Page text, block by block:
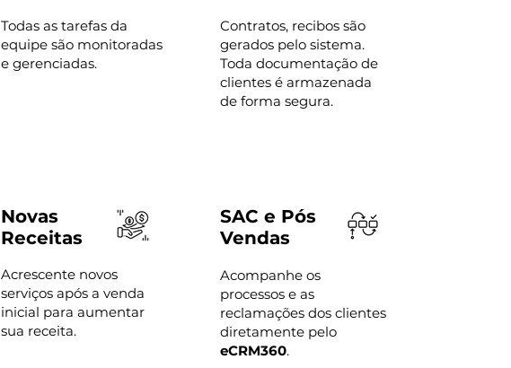
Todas as tarefas da
equipe são monitoradas
e gerenciadas.
Contratos, recibos são
gerados pelo sistema.
Toda documentação de
clientes é armazenada
de forma segura.
Novas
Receitas
Acrescente novos
serviços após a venda
inicial para aumentar
sua receita.
SAC e Pós
Vendas
Acompanhe os
processos e as
reclamações dos clientes
diretamente pelo
eCRM360.